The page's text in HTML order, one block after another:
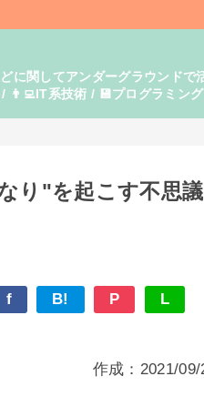
に関してアンダーグラウン
👨‍💻IT系技術 / 💾プログラミン
り"を起こす不思議
f B! P L
作成：2021/